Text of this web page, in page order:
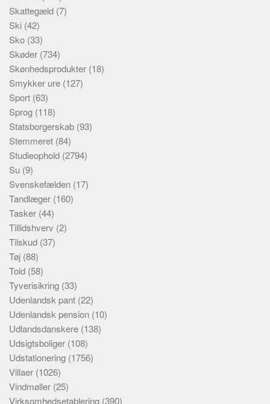
Skattegæld (7)
Ski (42)
Sko (33)
Skøder (734)
Skønhedsprodukter (18)
Smykker ure (127)
Sport (63)
Sprog (118)
Statsborgerskab (93)
Stemmeret (84)
Studieophold (2794)
Su (9)
Svenskefælden (17)
Tandlæger (160)
Tasker (44)
Tillidshverv (2)
Tilskud (37)
Tøj (88)
Told (58)
Tyverisikring (33)
Udenlandsk pant (22)
Udenlandsk pension (10)
Udlandsdanskere (138)
Udsigtsboliger (108)
Udstationering (1756)
Villaer (1026)
Vindmøller (25)
Virksomhedsetablering (390)